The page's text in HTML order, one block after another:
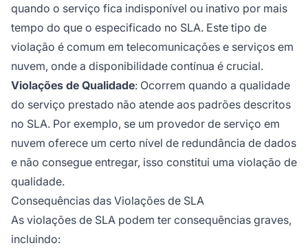
quando o serviço fica indisponível ou inativo por mais
tempo do que o especificado no SLA. Este tipo de
violação é comum em telecomunicações e serviços em
nuvem, onde a disponibilidade contínua é crucial.
Violações de Qualidade: Ocorrem quando a qualidade
do serviço prestado não atende aos padrões descritos
no SLA. Por exemplo, se um provedor de serviço em
nuvem oferece um certo nível de redundância de dados
e não consegue entregar, isso constitui uma violação de
qualidade.
Consequências das Violações de SLA
As violações de SLA podem ter consequências graves,
incluindo: